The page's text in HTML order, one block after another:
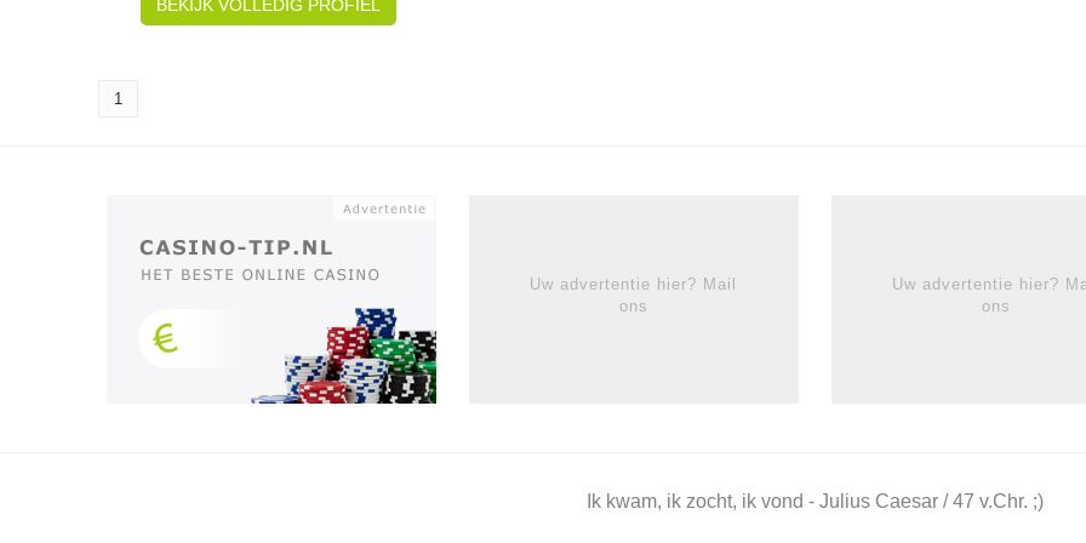
BEKIJK VOLLEDIG PROFIEL
1
Uw advertentie hier? Mail
ons
Uw advertentie hier?
ons
Ik kwam, ik zocht, ik vond - Julius Caesar / 47 v.Chr. ;)